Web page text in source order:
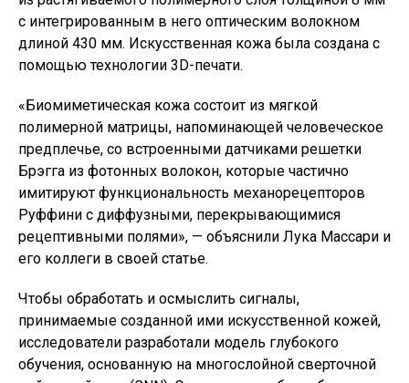
с интегрированным в него оптическим волокном
длиной 430 мм. Искусственная кожа была создана с
помощью технологии 3D-печати.
«Биомиметическая кожа состоит из мягкой
полимерной матрицы, напоминающей человеческое
предплечье, со встроенными датчиками решетки
Брэгга из фотонных волокон, которые частично
имитируют функциональность механорецепторов
Руффини с диффузными, перекрывающимися
рецептивными полями», — объяснили Лука Массари и
его коллеги в своей статье.
Чтобы обработать и осмыслить сигналы,
принимаемые созданной ими искусственной кожей,
исследователи разработали модель глубокого
обучения, основанную на многослойной сверточной